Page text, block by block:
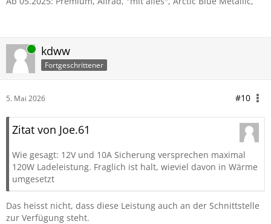
Online kdww
Fortgeschrittener
5. Mai 2026 #10
Zitat von Joe.61
Wie gesagt: 12V und 10A Sicherung versprechen maximal
120W Ladeleistung. Fraglich ist halt, wieviel davon in Wärme
umgesetzt
Das heisst nicht, dass diese Leistung auch an der Schnittstelle
zur Verfügung steht.